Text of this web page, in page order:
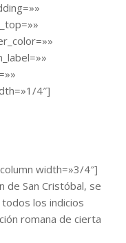
4″]
width=»3/4″]
de San Cristóbal, se
los indicios
romana de cierta